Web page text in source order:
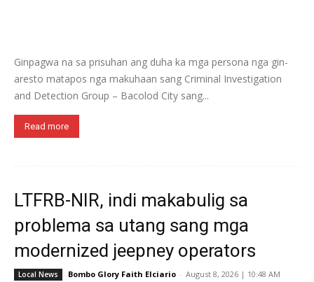
Ginpagwa na sa prisuhan ang duha ka mga persona nga gin-
aresto matapos nga makuhaan sang Criminal Investigation
and Detection Group – Bacolod City sang...
Read more
LTFRB-NIR, indi makabulig sa
problema sa utang sang mga
modernized jeepney operators
Local News Bombo Glory Faith Elciario - August 8, 2026 | 10:48 AM